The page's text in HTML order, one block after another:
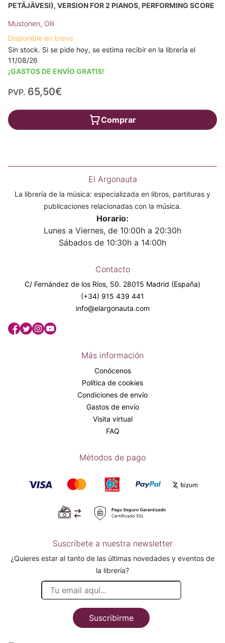
PETÄJÄVESI), VERSION FOR 2 PIANOS, PERFORMING SCORE
Mustonen, Olli
Disponible en breve
Sin stock. Si se pide hoy, se estima recibir en la librería el
11/08/26
¡GASTOS DE ENVÍO GRATIS!
PVP. 65,50€
Comprar
El Argonauta
La librería de la música: especializada en libros, partituras y
publicaciones relacionadas con la música.
Horario:
Lunes a Viernes, de 10:00h a 20:30h
Sábados de 10:30h a 14:00h
Contacto
C/ Fernández de los Ríos, 50. 28015 Madrid (España)
(+34) 915 439 441
info@elargonauta.com
Más información
Conócenos
Política de cookies
Condiciones de envío
Gastos de envío
Visita virtual
FAQ
Métodos de pago
Suscríbete a nuestra newsletter
¿Quieres estar al tanto de las últimas novedades y eventos de
la librería?
Suscribirme